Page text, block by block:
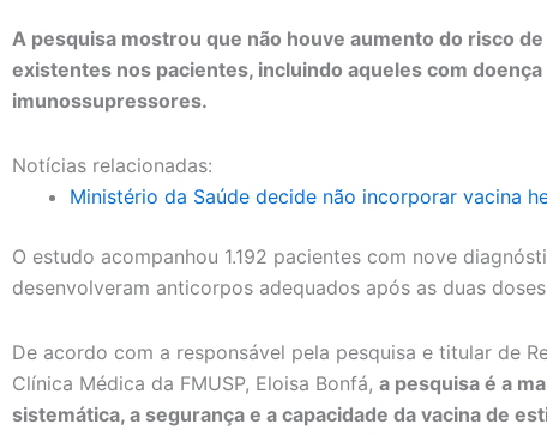
A pesquisa mostrou que não houve aumento do risco
existentes nos pacientes, incluindo aqueles com
imunossupressores.
Notícias relacionadas:
Ministério da Saúde decide não incorporar vacina
O estudo acompanhou 1.192 pacientes com nove
desenvolveram anticorpos adequados após as duas
De acordo com a responsável pela pesquisa e titular de
Clínica Médica da FMUSP, Eloisa Bonfá, a pesquisa é a
sistemática, a segurança e a capacidade da vacina de